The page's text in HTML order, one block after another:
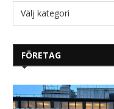
FÖRETAG